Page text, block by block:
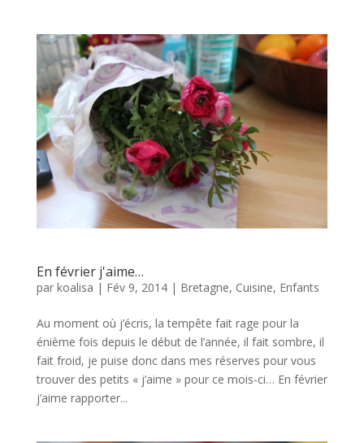
En février j'aime…
par koalisa | Fév 9, 2014| Bretagne, Cuisine, Enfants
Au moment où j’écris, la tempête fait rage pour la
énième fois depuis le début de l’année, il fait sombre, il
fait froid, je puise donc dans mes réserves pour vous
trouver des petits « j’aime » pour ce mois-ci… En février
j’aime rapporter...